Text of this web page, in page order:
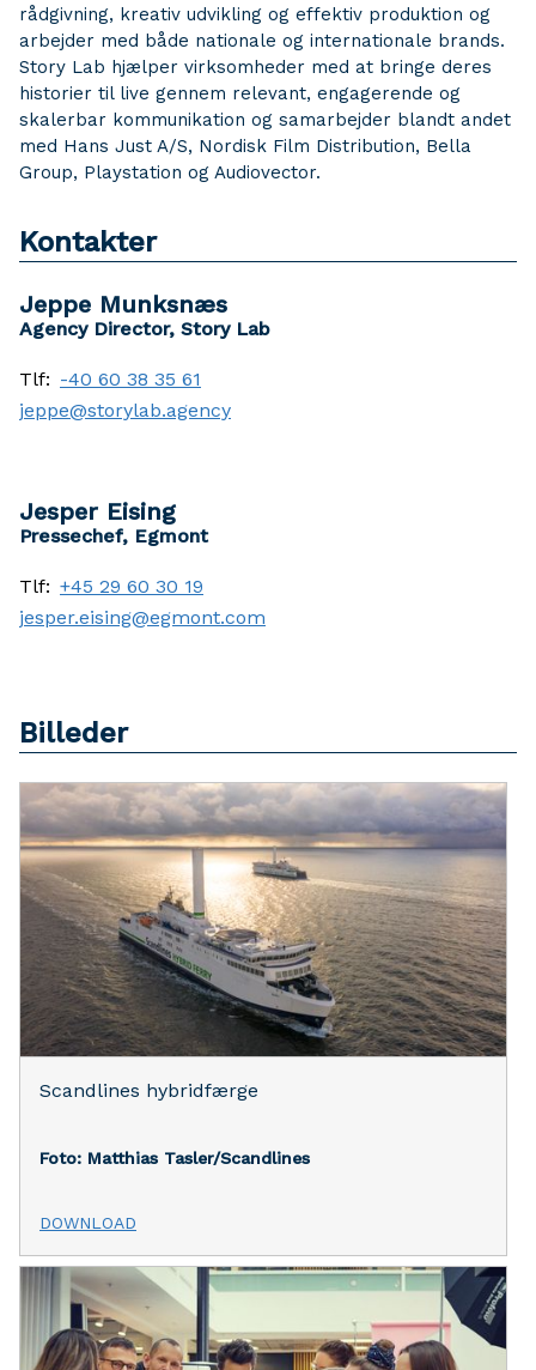
rådgivning, kreativ udvikling og effektiv produktion og
arbejder med både nationale og internationale brands.
Story Lab hjælper virksomheder med at bringe deres
historier til live gennem relevant, engagerende og
skalerbar kommunikation og samarbejder blandt andet
med Hans Just A/S, Nordisk Film Distribution, Bella
Group, Playstation og Audiovector.
Kontakter
Jeppe Munksnæs
Agency Director, Story Lab
Tlf: -40 60 38 35 61
jeppe@storylab.agency
Jesper Eising
Pressechef, Egmont
Tlf: +45 29 60 30 19
jesper.eising@egmont.com
Billeder
Scandlines hybridfærge
Foto: Matthias Tasler/Scandlines
DOWNLOAD